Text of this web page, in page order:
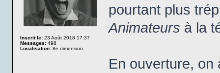
Inscrit le: 23 Août 2018 17:37
Messages: 498
Localisation: 8e dimension
pourtant plus
Animateurs à la
En ouverture, on